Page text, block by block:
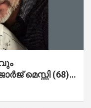
മെസ്സി (68)